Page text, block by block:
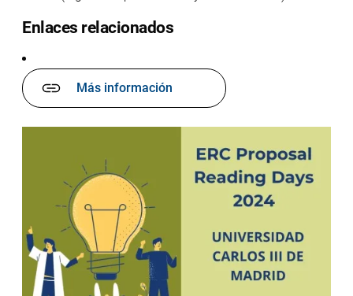
Enlaces relacionados
Más información